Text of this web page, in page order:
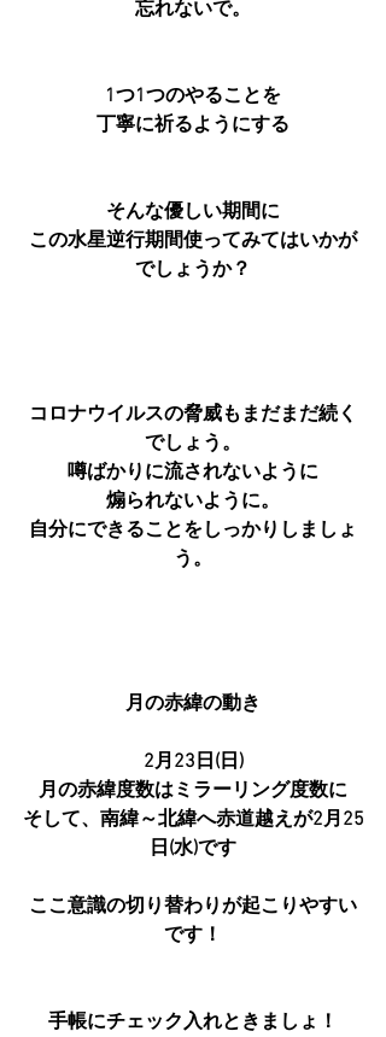
忘れないで。
1つ1つのやることを
丁寧に祈るようにする
そんな優しい期間に
この水星逆行期間使ってみてはいかが
でしょうか？
コロナウイルスの脅威もまだまだ続く
でしょう。
噂ばかりに流されないように
煽られないように。
自分にできることをしっかりしましょ
う。
月の赤緯の動き
2月23日(日)
月の赤緯度数はミラーリング度数に
そして、南緯～北緯へ赤道越えが2月25
日(水)です
ここ意識の切り替わりが起こりやすい
です！
手帳にチェック入れときましょ！